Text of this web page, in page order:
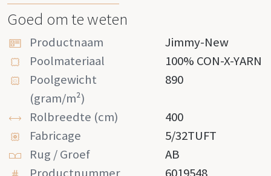
Goed om te weten
Productnaam
Jimmy-New
Poolmateriaal
100% CON-X-YARN
Poolgewicht
(gram/m²)
890
Rolbreedte (cm)
400
Fabricage
5/32TUFT
Rug / Groef
AB